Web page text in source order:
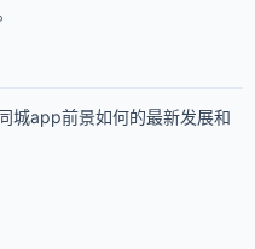
城app前景如何的最新发展和